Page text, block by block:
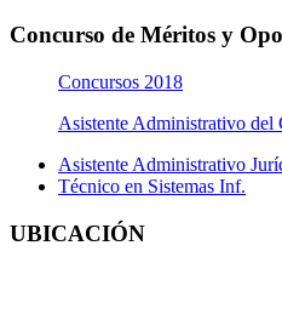
Concurso de Méritos y
Concursos 2018
Asistente Administrativo del
Asistente Administrativo
Técnico en Sistemas Inf.
UBICACIÓN